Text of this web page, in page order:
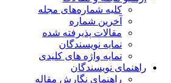
کلیه شماره‌های مجله
آخرین شماره
مقالات پذیرفته شده
نمایه نویسندگان
نمایه واژه های کلیدی
راهنمای نویسندگان
راهنمای نگارش مقاله